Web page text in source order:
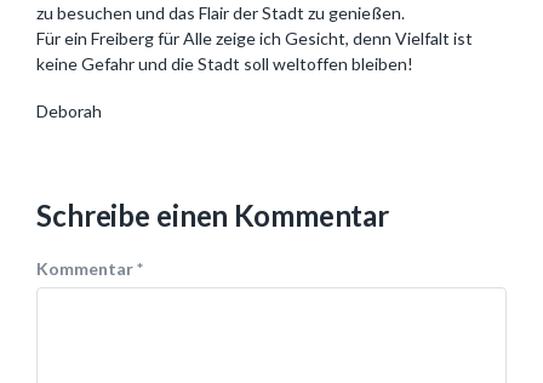
zu besuchen und das Flair der Stadt zu genießen.
Für ein Freiberg für Alle zeige ich Gesicht, denn Vielfalt ist
keine Gefahr und die Stadt soll weltoffen bleiben!
Deborah
Schreibe einen Kommentar
Kommentar*